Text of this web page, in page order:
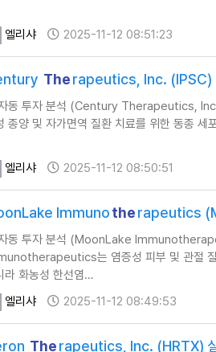
엘리샤 2025-11-12 08:51:23
Therapeutics, Inc. (IPSC)
동 투자 분석 (Century Therapeutics,
종양 및 자가면역 질환 치료를 위한 동종
엘리샤 2025-11-12 08:50:51
Immunotherapeutics
동 투자 분석 (MoonLake
는 염증성 피부 및 관절 질
라 화농성 한선염…
엘리샤
2025-11-12 08:49:53
Therapeutics, Inc. (HRTX) 실